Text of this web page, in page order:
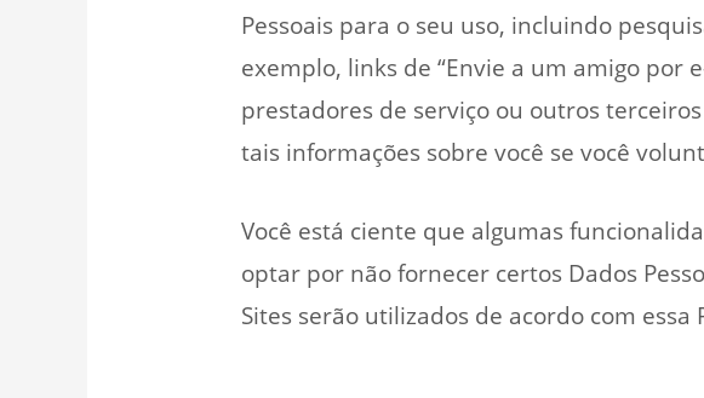
Pessoais para o seu uso, incluindo
exemplo, links de “Envie a um amigo por
prestadores de serviço ou outros
tais informações sobre você se você
Você está ciente que algumas
optar por não fornecer certos Dados
Sites serão utilizados de acordo com essa